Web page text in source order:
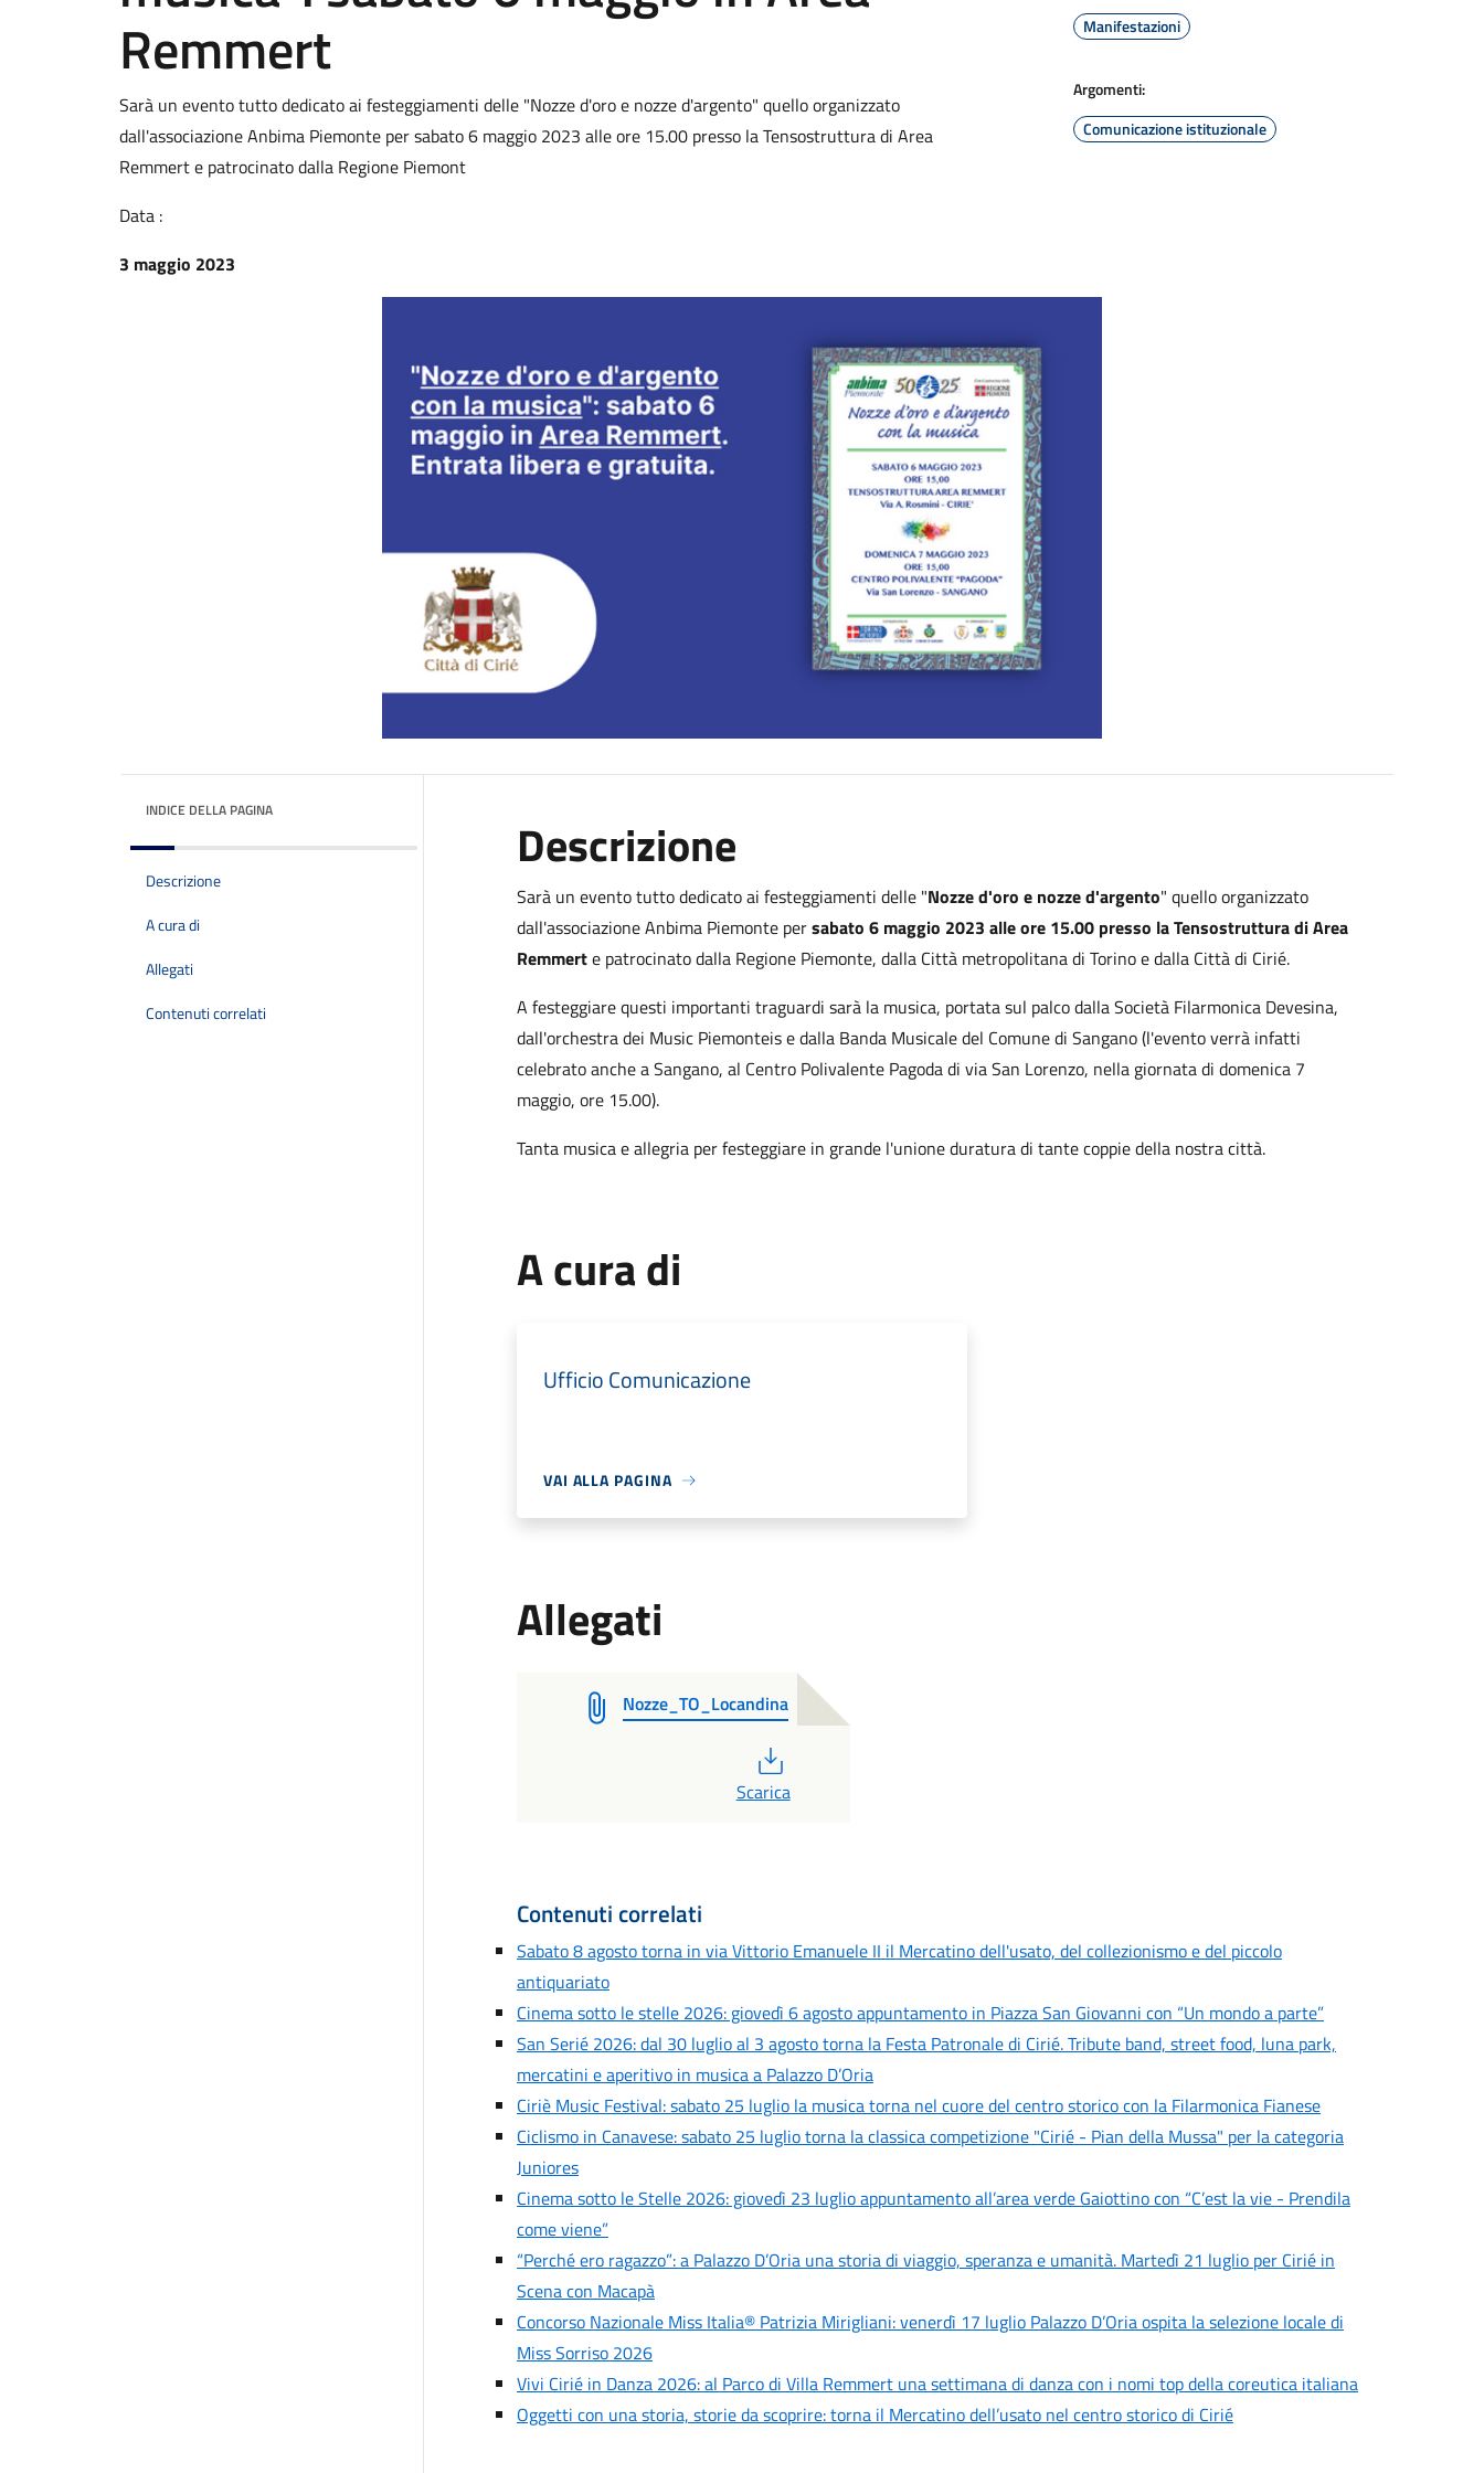
Remmert
Sarà un evento tutto dedicato ai festeggiamenti delle "Nozze d'oro e nozze d'argento" quello organizzato
dall'associazione Anbima Piemonte per sabato 6 maggio 2023 alle ore 15.00 presso la Tensostruttura di Area
Remmert e patrocinato dalla Regione Piemont
Data :
3 maggio 2023
Manifestazioni
Argomenti:
Comunicazione istituzionale
INDICE DELLA PAGINA
Descrizione
A cura di
Allegati
Contenuti correlati
Descrizione
Sarà un evento tutto dedicato ai festeggiamenti delle "Nozze d'oro e nozze d'argento" quello organizzato
dall'associazione Anbima Piemonte persabato 6 maggio 2023 alle ore 15.00 presso la Tensostruttura di Area
Remmerte patrocinato dalla Regione Piemonte, dalla Città metropolitana di Torino e dalla Città di Cirié.
A festeggiare questi importanti traguardi sarà la musica, portata sul palco dalla Società Filarmonica Devesina,
dall'orchestra dei Music Piemonteis e dalla Banda Musicale del Comune di Sangano (l'evento verrà infatti
celebrato anche a Sangano, al Centro Polivalente Pagoda di via San Lorenzo, nella giornata di domenica 7
maggio, ore 15.00).
Tanta musica e allegria per festeggiare in grande l'unione duratura di tante coppie della nostra città.
A cura di
Ufficio Comunicazione
VAI ALLA PAGINA
Allegati
Nozze_TO_Locandina
Scarica
Contenuti correlati
Sabato 8 agosto torna in via Vittorio Emanuele II il Mercatino dell'usato, del collezionismo e del piccolo
antiquariato
Cinema sotto le stelle 2026: giovedì 6 agosto appuntamento in Piazza San Giovanni con “Un mondo a parte”
San Serié 2026: dal 30 luglio al 3 agosto torna la Festa Patronale di Cirié. Tribute band, street food, luna park,
mercatini e aperitivo in musica a Palazzo D’Oria
Ciriè Music Festival: sabato 25 luglio la musica torna nel cuore del centro storico con la Filarmonica Fianese
Ciclismo in Canavese: sabato 25 luglio torna la classica competizione "Cirié - Pian della Mussa" per la categoria
Juniores
Cinema sotto le Stelle 2026: giovedì 23 luglio appuntamento all’area verde Gaiottino con “C’est la vie - Prendila
come viene”
“Perché ero ragazzo”: a Palazzo D’Oria una storia di viaggio, speranza e umanità. Martedì 21 luglio per Cirié in
Scena con Macapà
Concorso Nazionale Miss Italia® Patrizia Mirigliani: venerdì 17 luglio Palazzo D’Oria ospita la selezione locale di
Miss Sorriso 2026
Vivi Cirié in Danza 2026: al Parco di Villa Remmert una settimana di danza con i nomi top della coreutica italiana
Oggetti con una storia, storie da scoprire: torna il Mercatino dell’usato nel centro storico di Cirié